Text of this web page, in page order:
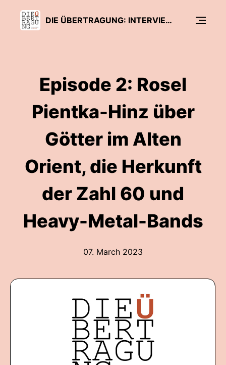
DIE ÜBERTRAGUNG: INTERVIEW-PODCAST DES SFB 1475
Episode 2: Rosel
Pientka-Hinz über
Götter im Alten
Orient, die Herkunft
der Zahl 60 und
Heavy-Metal-Bands
07. March 2023